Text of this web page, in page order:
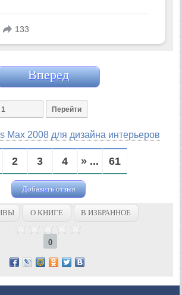
Вперед
Max 2008 для дизайна интерьеров
2 3 4 » ... 61
Добавить отзыв
О КНИГЕ В ИЗБРАННОЕ
0